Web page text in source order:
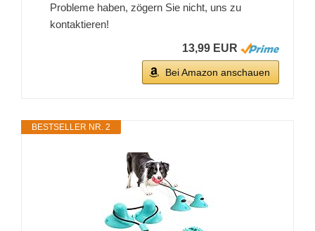
Probleme haben, zögern Sie nicht, uns zu
kontaktieren!
13,99 EUR
Bei Amazon anschauen
BESTSELLER NR. 2